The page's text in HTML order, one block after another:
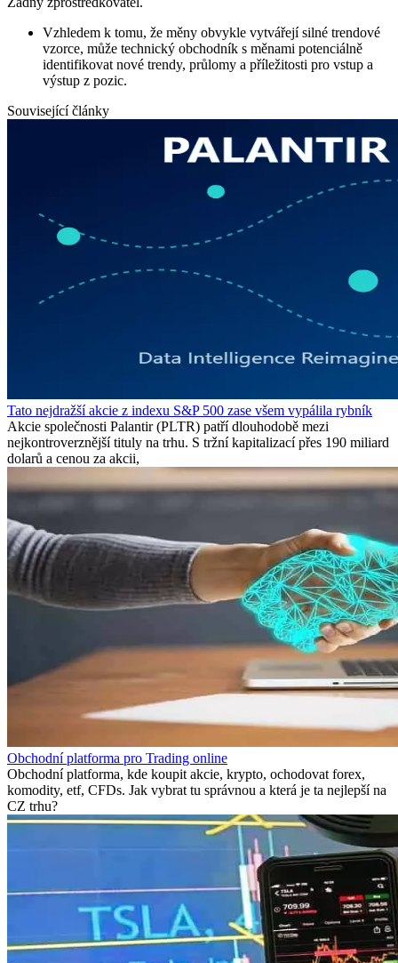
Vzhledem k tomu, že měny obvykle vytvářejí silné trendové
vzorce, může technický obchodník s měnami potenciálně
identifikovat nové trendy, průlomy a příležitosti pro vstup a
výstup z pozic.
Související články
Tato nejdražší akcie z indexu S&P 500 zase všem vypálila rybník
Akcie společnosti Palantir (PLTR) patří dlouhodobě mezi
nejkontroverznější tituly na trhu. S tržní kapitalizací přes 190 miliard
dolarů a cenou za akcii,
Obchodní platforma pro Trading online
Obchodní platforma, kde koupit akcie, krypto, ochodovat forex,
komodity, etf, CFDs. Jak vybrat tu správnou a která je ta nejlepší na
CZ trhu?